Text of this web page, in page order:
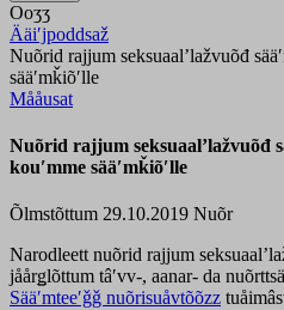
Ooʒʒ
Ääiʹjpoddsaž
Nuõrid rajjum seksuaalʼlažvuõđ
sääʹmǩiõʹlle
Mååusat
Nuõrid rajjum seksuaalʼlažvuõđ
kouʹmme sääʹmǩiõʹlle
Õlmstõttum 29.10.2019 Nuõr
Narodleett nuõrid rajjum
jåårǥlõttum tâʹvv-, aanar- da
Sääʹmteeʹǧǧ nuõrisuåvtõõzz